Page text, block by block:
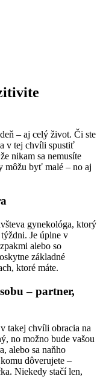
– aj celý život. Či ste
v tej chvíli spustiť
nikam sa nemusíte
môžu byť malé – no aj
gynekológa, ktorý
Je úplne v
alebo so
základné
ktoré máte.
– partner,
takej chvíli obracia na
no možno bude vašou
alebo sa naňho
dôverujete –
Niekedy stačí len,